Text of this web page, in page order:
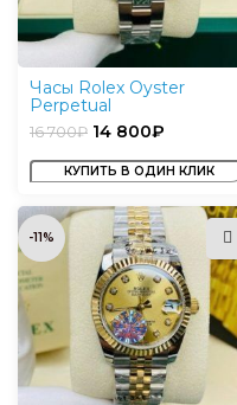
Часы Rolex Oyster
Perpetual
16 700₽ 14 800₽
КУПИТЬ В ОДИН КЛИК
-11%